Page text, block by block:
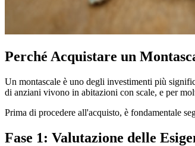
Perché Acquistare un
Un montascale è uno degli investimenti più
di anziani vivono in abitazioni con scale, e per
Prima di procedere all'acquisto, è fondamentale
Fase 1: Valutazione delle